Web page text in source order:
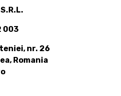
003
nr. 26
Romania